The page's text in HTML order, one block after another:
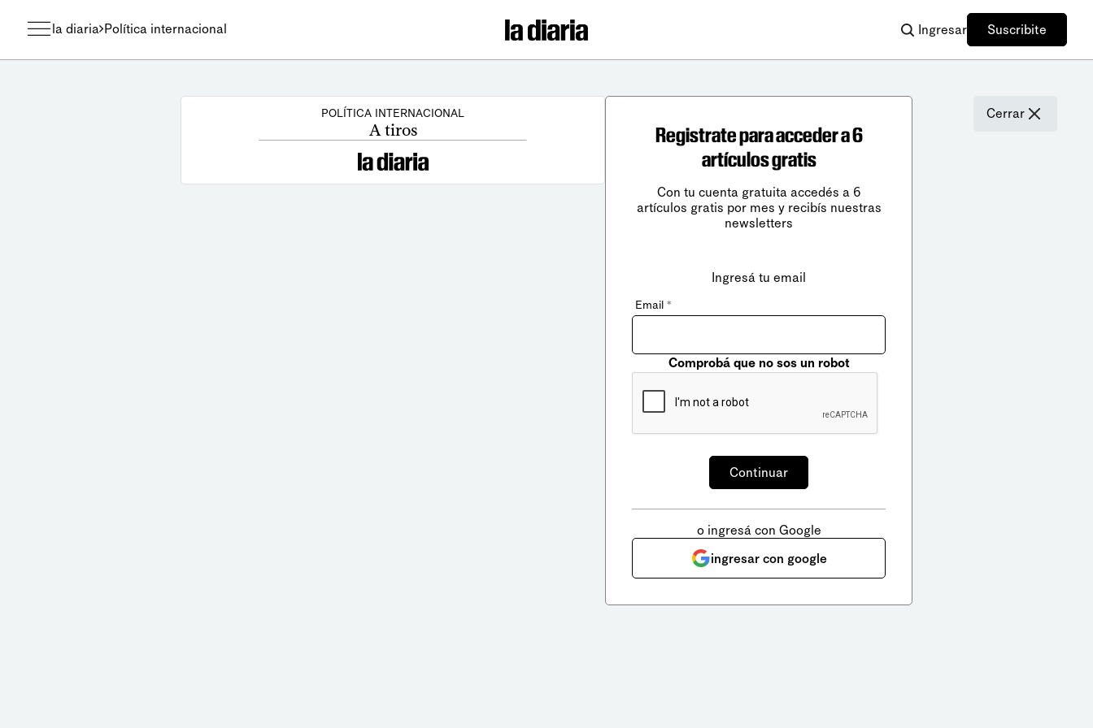
la diaria Política internacional Ingresar Suscribite
POLÍTICA INTERNACIONAL
A tiros
Cerrar
Registrate para acceder a 6
artículos gratis
Con tu cuenta gratuita accedés a 6
artículos gratis por mes y recibís nuestras
newsletters
Ingresá tu email
Email *
Comprobá que no sos un robot
o ingresá con Google
ingresar con google